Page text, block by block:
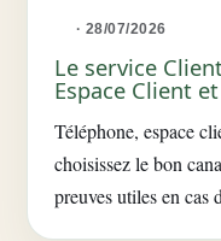
· 28/07/2026
Le service
Espace Client
Téléphone, espace
choisissez le bon
preuves utiles en cas